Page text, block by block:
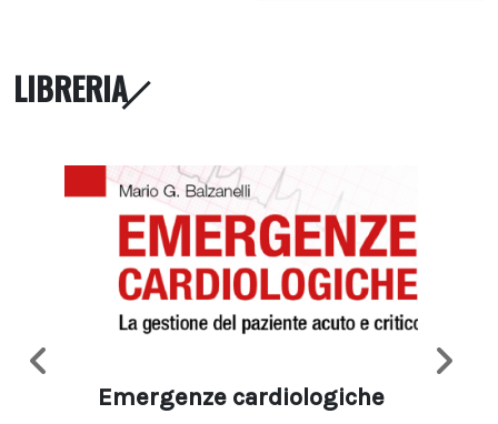
LIBRERIA
Emergenze cardiologiche